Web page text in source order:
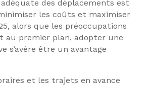
des déplacements est
les coûts et maximiser
alors que les préoccupations
au premier plan, adopter une
s’avère être un avantage
et les trajets en avance